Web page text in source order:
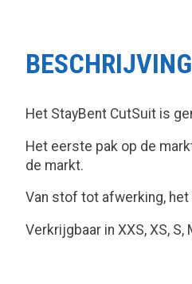
BESCHRIJVING
Het StayBent CutSuit is
Het eerste pak op de
de markt.
Van stof tot afwerking, het
Verkrijgbaar in XXS, XS,